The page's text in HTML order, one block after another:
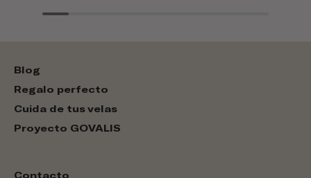
Blog
Regalo perfecto
Cuida de tus velas
Proyecto GOVALIS
Contacto